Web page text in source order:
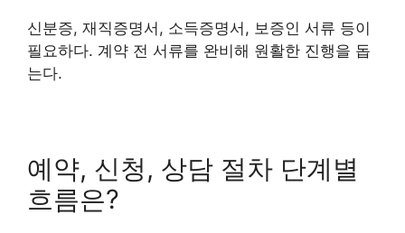
신분증, 재직증명서, 소득증명서, 보증인 서류 등이
필요하다. 계약 전 서류를 완비해 원활한 진행을 돕
는다.
예약, 신청, 상담 절차 단계별
흐름은?